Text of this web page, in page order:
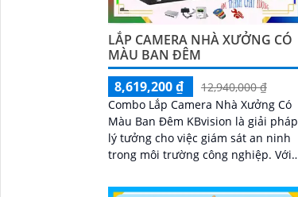
LẮP CAMERA NHÀ XƯỞNG CÓ
MÀU BAN ĐÊM
8,619,200 ₫
12,940,000 ₫
Combo Lắp Camera Nhà Xưởng Có
Màu Ban Đêm KBvision là giải pháp
lý tưởng cho việc giám sát an ninh
trong môi trường công nghiệp. Với
camera...